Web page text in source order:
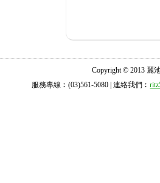
Copyright © 2013 麗
服務專線︰(03)561-5080 | 連絡我們︰